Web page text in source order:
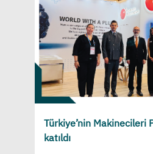
Türkiye’nin Makinecileri
katıldı